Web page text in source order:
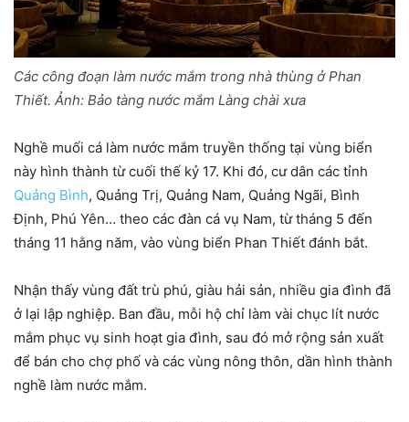
Các công đoạn làm nước mắm trong nhà thùng ở Phan
Thiết. Ảnh: Bảo tàng nước mắm Làng chài xưa
Nghề muối cá làm nước mắm truyền thống tại vùng biển
này hình thành từ cuối thế kỷ 17. Khi đó, cư dân các tỉnh
Quảng Bình, Quảng Trị, Quảng Nam, Quảng Ngãi, Bình
Định, Phú Yên… theo các đàn cá vụ Nam, từ tháng 5 đến
tháng 11 hằng năm, vào vùng biển Phan Thiết đánh bắt.
Nhận thấy vùng đất trù phú, giàu hải sản, nhiều gia đình đã
ở lại lập nghiệp. Ban đầu, mỗi hộ chỉ làm vài chục lít nước
mắm phục vụ sinh hoạt gia đình, sau đó mở rộng sản xuất
để bán cho chợ phố và các vùng nông thôn, dần hình thành
nghề làm nước mắm.